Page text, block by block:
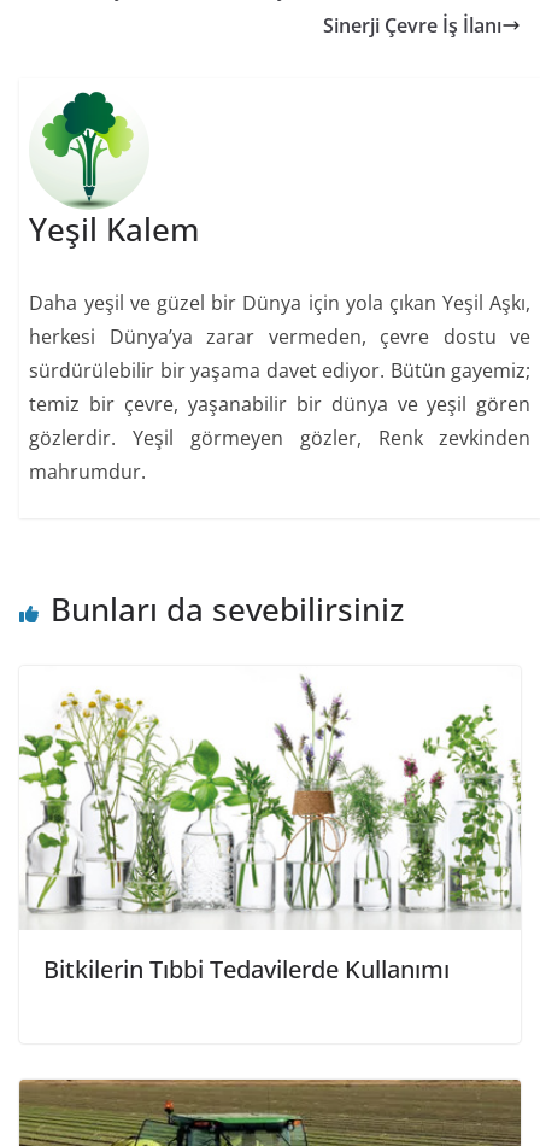
Sinerji Çevre İş İlanı
Yeşil Kalem
Daha yeşil ve güzel bir Dünya için yola çıkan Yeşil Aşkı,
herkesi Dünya’ya zarar vermeden, çevre dostu ve
sürdürülebilir bir yaşama davet ediyor. Bütün gayemiz;
temiz bir çevre, yaşanabilir bir dünya ve yeşil gören
gözlerdir. Yeşil görmeyen gözler, Renk zevkinden
mahrumdur.
Bunları da sevebilirsiniz
Bitkilerin Tıbbi Tedavilerde Kullanımı